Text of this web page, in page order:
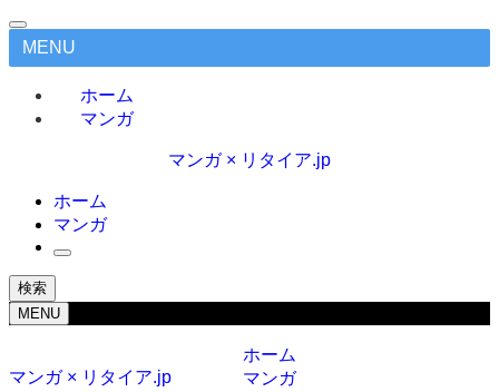
MENU
ホーム
マンガ
マンガ × リタイア.jp
ホーム
マンガ
検索
MENU
マンガ × リタイア.jp
ホーム
マンガ